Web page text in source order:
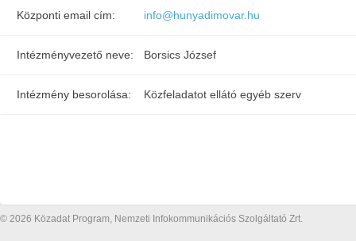
Központi email cím: info@hunyadimovar.hu
Intézményvezető neve: Borsics József
Intézmény besorolása: Közfeladatot ellátó egyéb szerv
© 2026 Közadat Program, Nemzeti Infokommunikációs Szolgáltató Zrt.